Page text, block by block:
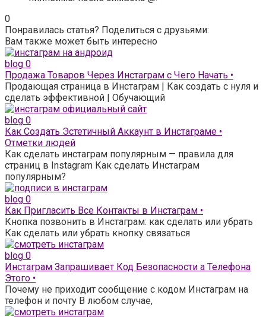
0
Понравилась статья? Поделиться с друзьями:
Вам также может быть интересно
blog 0
Продажа Товаров Через Инстаграм с Чего Начать •
Продающая страница в Инстаграм | Как создать с нуля и
сделать эффективной | Обучающий
blog 0
Как Создать Эстетичный Аккаунт в Инстаграме •
Отметки людей
Как сделать инстаграм популярным — правила для
страниц в Instagram Как сделать Инстаграм
популярным?
blog 0
Как Пригласить Все Контакты в Инстаграм •
Кнопка позвонить в Инстаграм: как сделать или убрать
Как сделать или убрать кнопку связаться
blog 0
Инстаграм Запрашивает Код Безопасности а Телефона
Этого •
Почему не приходит сообщение с кодом Инстаграм на
телефон и почту В любом случае,